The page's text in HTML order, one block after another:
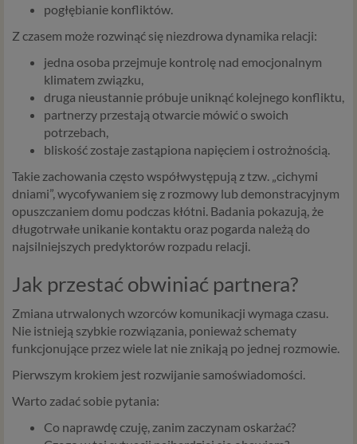
pogłębianie konfliktów.
Z czasem może rozwinąć się niezdrowa dynamika relacji:
jedna osoba przejmuje kontrolę nad emocjonalnym
klimatem związku,
druga nieustannie próbuje uniknąć kolejnego konfliktu,
partnerzy przestają otwarcie mówić o swoich
potrzebach,
bliskość zostaje zastąpiona napięciem i ostrożnością.
Takie zachowania często współwystępują z tzw. „cichymi
dniami”, wycofywaniem się z rozmowy lub demonstracyjnym
opuszczaniem domu podczas kłótni. Badania pokazują, że
długotrwałe unikanie kontaktu oraz pogarda należą do
najsilniejszych predyktorów rozpadu relacji.
Jak przestać obwiniać partnera?
Zmiana utrwalonych wzorców komunikacji wymaga czasu.
Nie istnieją szybkie rozwiązania, ponieważ schematy
funkcjonujące przez wiele lat nie znikają po jednej rozmowie.
Pierwszym krokiem jest rozwijanie samoświadomości.
Warto zadać sobie pytania:
Co naprawdę czuję, zanim zaczynam oskarżać?